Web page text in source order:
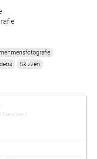
Skizzen
Netzwerk